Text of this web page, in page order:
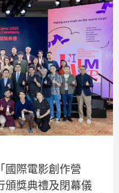
國際電影創作營
頒獎典禮及閉幕儀